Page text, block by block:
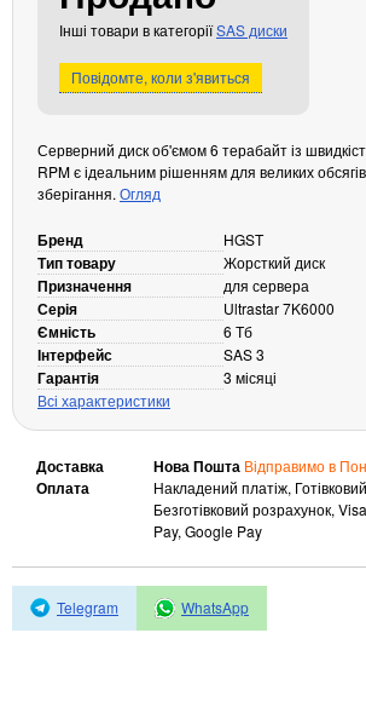
Кабелі та роз'єми
Аксесуари
Павербанки
Кабелі, роз'єми, перехідники
Акумулятори
Зовнішні блоки живлення
Периферійні пристрої
Монітори
Клавіатури, миші, комплекти
Відеоспостереження
IP-камери
Автономне живлення
Акумулятори для ДБЖ
Інші товари в категоріїSAS диски
Повідомте, коли з'явиться
Серверний диск об'ємом 6 терабайт із
RPM є ідеальним рішенням для великих
зберігання. Огляд
Бренд HGST
Тип товару Жорсткий диск
Призначення для сервера
Серія Ultrastar 7K6000
Ємність 6 Тб
Інтерфейс SAS 3
Гарантія
3 місяці
Всі характеристики
Доставка Нова Пошта Відправимо в
Оплата
Накладений платіж,
Безготівковий розрахунок,
Pay, Google Pay
Telegram WhatsApp